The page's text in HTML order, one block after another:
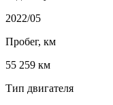
2022/05
Пробег, км
55 259 км
Тип двигателя